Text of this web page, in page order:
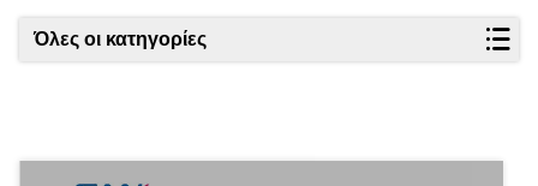
Όλες οι κατηγορίες